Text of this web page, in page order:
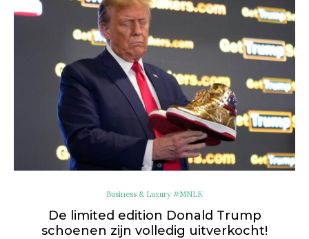
Business & Luxury #MNLK
De limited edition Donald Trump
schoenen zijn volledig uitverkocht!